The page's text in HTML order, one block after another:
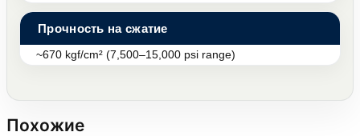
Прочность на сжатие
~670 kgf/cm² (7,500–15,000 psi range)
Похожие